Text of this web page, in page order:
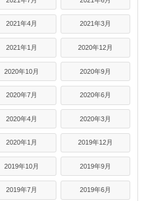
2021年4月 2021年3月
2021年1月 2020年12月
2020年10月 2020年9月
2020年7月 2020年6月
2020年4月 2020年3月
2020年1月 2019年12月
2019年10月 2019年9月
2019年7月 2019年6月